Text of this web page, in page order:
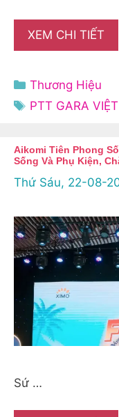
XEM CHI TIẾT
Danh
mục
Thương Hiệu
Thẻ
PTT GARA VIỆT
Aikomi Tiên Phong
Sống Và Phụ Kiện,
Thứ Sáu, 22-08-
Sứ …